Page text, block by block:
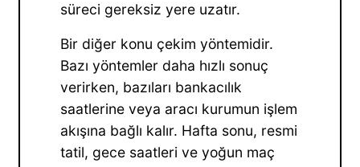
süreci gereksiz yere uzatır.
Bir diğer konu çekim yöntemidir.
Bazı yöntemler daha hızlı sonuç
verirken, bazıları bankacılık
saatlerine veya aracı kurumun işlem
akışına bağlı kalır. Hafta sonu, resmi
tatil, gece saatleri ve yoğun maç